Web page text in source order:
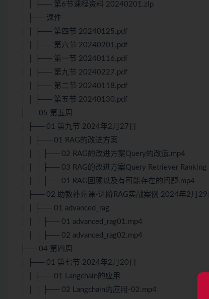
│ │ ├── 第6节课程资料 20240201.zip
│ ├── 课件
│ │ ├── 第四节 20240125.pdf
│ │ ├── 第六节 20240201.pdf
│ │ ├── 第一节 20240116.pdf
│ │ ├── 第九节 20240227.pdf
│ │ ├── 第二节 20240118.pdf
│ │ ├── 第五节 20240130.pdf
├── 05 第五周
│ ├── 01 第九节 2024年2月27日
│ │ ├── 01 RAG的改进方案
│ │ │ ├── 02 RAG的改进方案Query的改造.mp4
│ │ │ ├── 03 RAG的改进方案Query Retriever Ranking
│ │ │ ├── 01 RAG回顾以及有可能存在的问题.mp4
│ ├── 02 助教补充课-进阶RAG实战案例 2024年2月29
│ │ ├── 01 advanced_rag
│ │ │ ├── 01 advanced_rag01.mp4
│ │ │ ├── 02 advanced_rag02.mp4
├── 04 第四周
│ ├── 01 第七节 2024年2月20日
│ │ ├── 01 Langchain 的应用
│ │ │ ├── 02 Langchain 的应用-02.mp4